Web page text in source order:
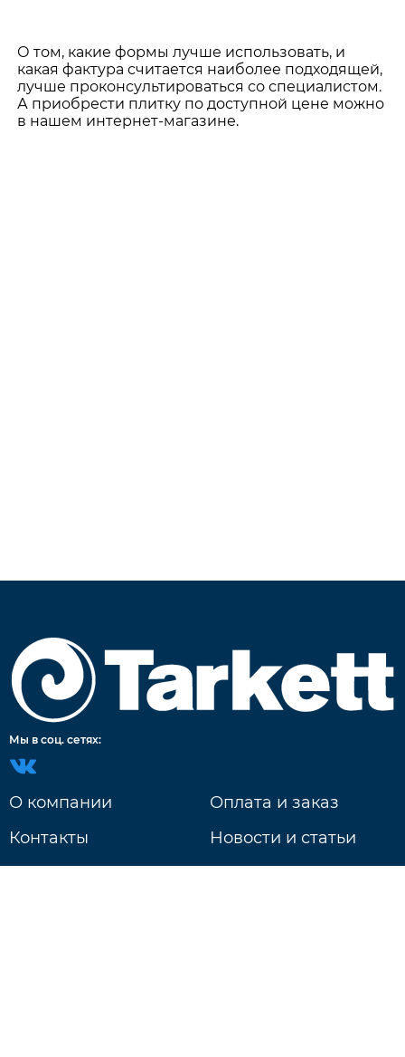
О том, какие формы лучше использовать, и
какая фактура считается наиболее подходящей,
лучше проконсультироваться со специалистом.
А приобрести плитку по доступной цене можно
в нашем интернет-магазине.
Мы в соц. сетях:
О компании
Контакты
Оплата и заказ
Новости и статьи